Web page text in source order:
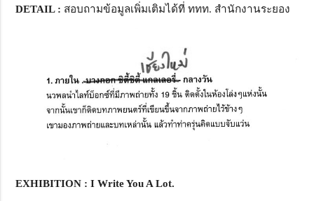
DETAIL : สอบถามข้อมูลเพิ่มเติมได้ที่ ททท. สำนักงานระยอง
EXHIBITION : I Write You A Lot.